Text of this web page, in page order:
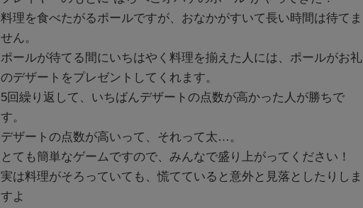
料理を食べたがるポールですが、おなかがすいて長い時間は待てま
せん。
ポールが待てる間にいちはやく料理を揃えた人には、ポールがお礼
のデザートをプレゼントしてくれます。
5回繰り返して、いちばんデザートの点数が高かった人が勝ちで
す。
デザートの点数が高いって、それって太…。
とても簡単なゲームですので、みんなで盛り上がってください！
実は料理がそろっていても、慌てていると意外と見落としたりしま
すよ